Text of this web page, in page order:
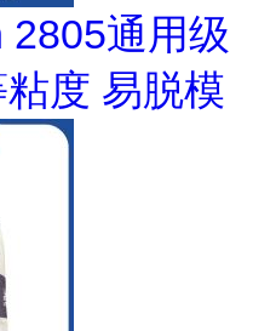
2805通用级
度 易脱模